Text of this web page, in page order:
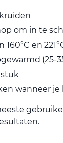
om in te
en
(25-
wanneer je